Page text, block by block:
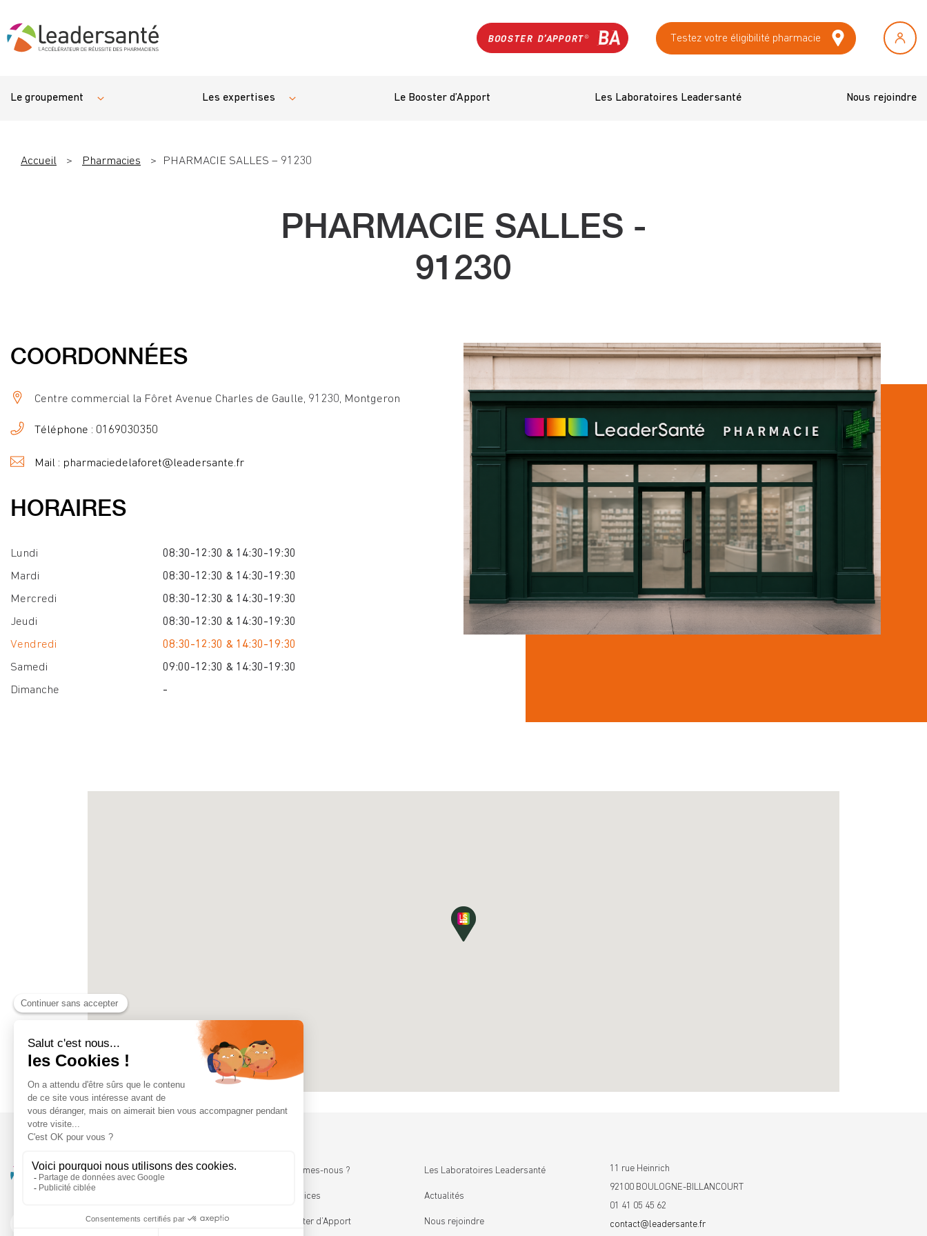
Testez votre éligibilité pharmacie
Le groupement Les expertises Le Booster d’Apport Les Laboratoires Leadersanté Nous rejoindre
Accueil > Pharmacies > PHARMACIE SALLES – 91230
PHARMACIE SALLES -
91230
COORDONNÉES
Centre commercial la Fôret Avenue Charles de Gaulle, 91230, Montgeron
Téléphone : 0169030350
Mail : pharmaciedelaforet@leadersante.fr
HORAIRES
Lundi
08:30-12:30 & 14:30-19:30
Mardi
08:30-12:30 & 14:30-19:30
Mercredi
08:30-12:30 & 14:30-19:30
Jeudi
08:30-12:30 & 14:30-19:30
Vendredi
08:30-12:30 & 14:30-19:30
Samedi
09:00-12:30 & 14:30-19:30
Dimanche
-
Qui sommes-nous ?
Les services
Le Booster d’Apport
Les Laboratoires Leadersanté
Actualités
Nous rejoindre
11 rue Heinrich
92100 BOULOGNE-BILLANCOURT
01 41 05 45 62
contact@leadersante.fr